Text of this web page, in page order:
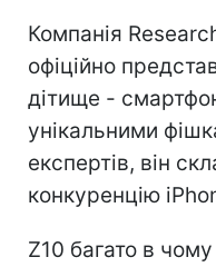
Компанія
офіційно
дітище -
унікальними
експертів, він
конкуренцію
Z10 багато в